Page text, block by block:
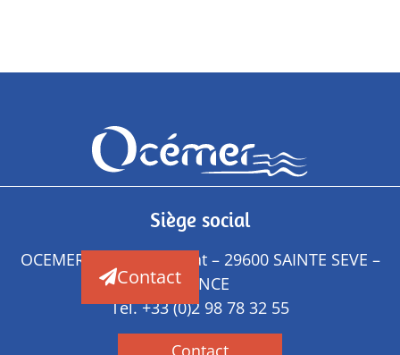
Contact
Siège social
OCEMER – ZA de Penprat – 29600 SAINTE SEVE –
FRANCE
Tél.+33 (0)2 98 78 32 55
Contact